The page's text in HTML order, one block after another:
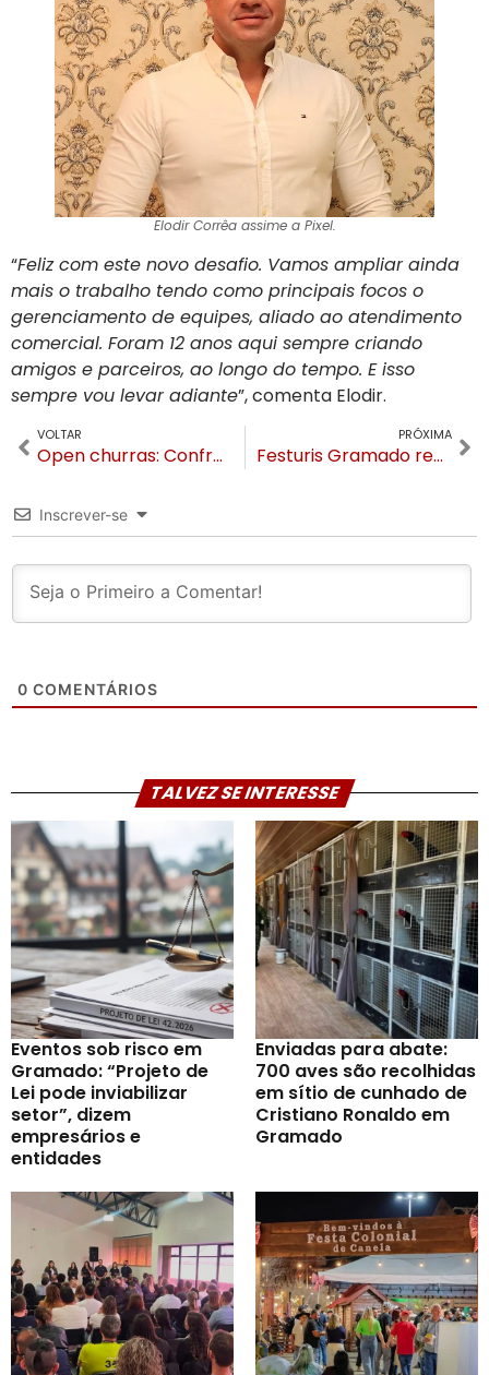
Elodir Corrêa assime a Pixel.
“Feliz com este novo desafio. Vamos ampliar ainda
mais o trabalho tendo como principais focos o
gerenciamento de equipes, aliado ao atendimento
comercial. Foram 12 anos aqui sempre criando
amigos e parceiros, ao longo do tempo. E isso
sempre vou levar adiante”, comenta Elodir.
VOLTAR
Open churras: Confraria SG em Gramado terá estação com Wagyu, a carne mais cara do mundo
PRÓXIMA
Festuris Gramado recebe homenagem na Assembleia Gaúcha por ser indutor do Turismo
Inscrever-se
0 COMENTÁRIOS
TALVEZ SE INTERESSE
Eventos sob risco em
Gramado: “Projeto de
Lei pode inviabilizar
setor”, dizem
empresários e
entidades
Enviadas para abate:
700 aves são recolhidas
em sítio de cunhado de
Cristiano Ronaldo em
Gramado